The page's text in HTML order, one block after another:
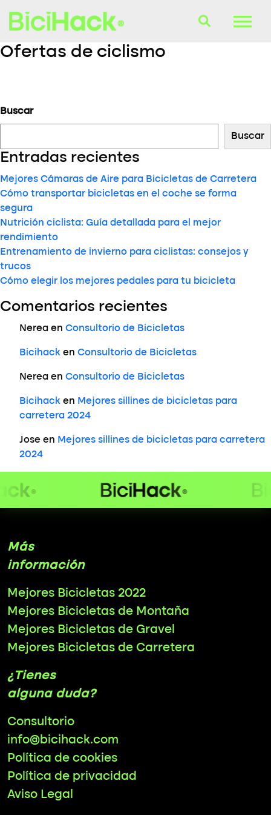
Cascos
Accesorios
Consultorio
Blog
Ofertas de ciclismo
Buscar
Buscar
Entradas recientes
Mejores Cámaras de Aire para Bicicletas de Carretera​
Cómo transportar bicicletas en el coche se forma
segura
Nutrición ciclista: Guía detallada para el mejor
rendimiento
Entrenamiento de invierno para ciclistas: consejos y
trucos
Cómo elegir los mejores pedales para tu bicicleta
Comentarios recientes
Nerea en Consultorio de Bicicletas
Bicihack en Consultorio de Bicicletas
Nerea en Consultorio de Bicicletas
Bicihack en Mejores sillines de bicicletas para
carretera 2024
Jose en Mejores sillines de bicicletas para carretera
2024
Más
información
Mejores Bicicletas 2022
Mejores Bicicletas de Montaña
Mejores Bicicletas de Gravel
Mejores Bicicletas de Carretera
¿Tienes
alguna duda?
Consultorio
info@bicihack.com
Política de cookies
Política de privacidad
Aviso Legal